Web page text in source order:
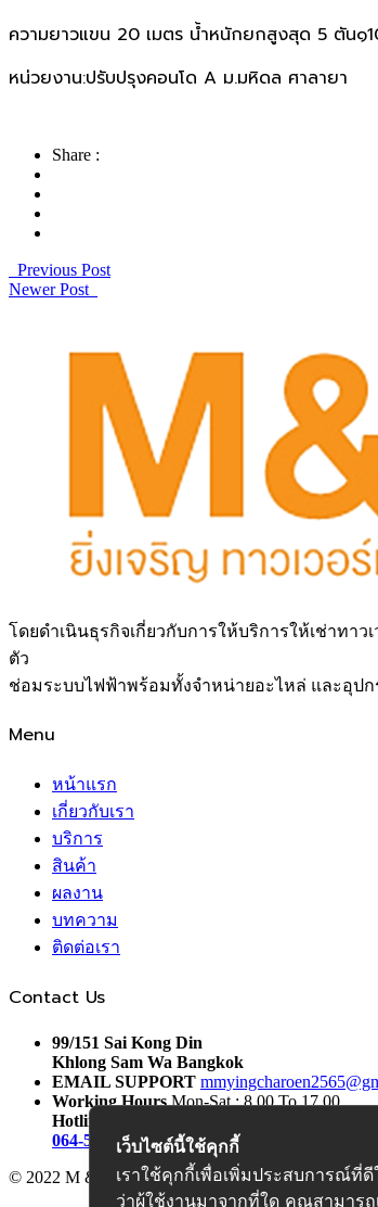
ความยาวแขน 20 เมตร น้ำหนักยกสูงสุด 5 ตัน๑
หน่วยงาน:ปรับปรุงคอนโด A ม.มหิดล ศาลายา
Share :
Previous Post
Newer Post
โดยดำเนินธุรกิจเกี่ยวกับการให้บริการให้เช่าทา
ตัว
ช่อมระบบไฟฟ้าพร้อมทั้งจำหน่ายอะไหล่ และอุป
Menu
หน้าแรก
เกี่ยวกับเรา
บริการ
สินค้า
ผลงาน
บทความ
ติดต่อเรา
Contact Us
99/151 Sai Kong Din
Khlong Sam Wa Bangkok
EMAIL SUPPORT
Working HoursMon-Sat : 8.00 To 17.00
Hotline :
064-593-9224,081-984-5570
© 2022 M & M YINGCHAROEN TOWER
เว็บไซต์นี้ใช้คุกกี้
เราใช้คุกกี้เพื่อเพิ่มประสบการณ์ที่
ว่าผู้ใช้งานมาจากที่ใด คุณสามาร